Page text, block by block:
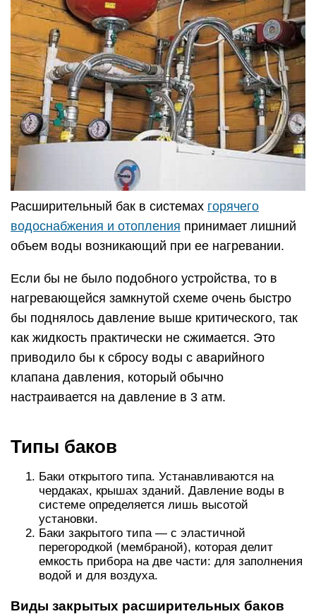
Расширительный бак в системах горячего
водоснабжения и отопления принимает лишний
объем воды возникающий при ее нагревании.
Если бы не было подобного устройства, то в
нагревающейся замкнутой схеме очень быстро
бы поднялось давление выше критического, так
как жидкость практически не сжимается. Это
приводило бы к сбросу воды с аварийного
клапана давления, который обычно
настраивается на давление в 3 атм.
Типы баков
Баки открытого типа. Устанавливаются на
чердаках, крышах зданий. Давление воды в
системе определяется лишь высотой
установки.
Баки закрытого типа — с эластичной
перегородкой (мембраной), которая делит
емкость прибора на две части: для заполнения
водой и для воздуха.
Виды закрытых расширительных баков